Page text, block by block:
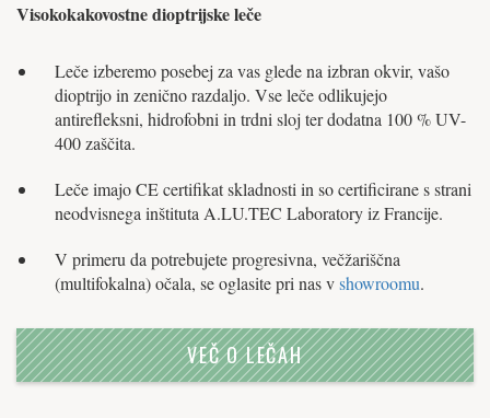
Visokokakovostne dioptrijske leče
Leče izberemo posebej za vas glede na izbran okvir, vašo
dioptrijo in zenično razdaljo. Vse leče odlikujejo
antirefleksni, hidrofobni in trdni sloj ter dodatna 100 % UV-
400 zaščita.
Leče imajo CE certifikat skladnosti in so certificirane s strani
neodvisnega inštituta A.LU.TEC Laboratory iz Francije.
V primeru da potrebujete progresivna, večžariščna
(multifokalna) očala, se oglasite pri nas vshowroomu.
VEČ O LEČAH